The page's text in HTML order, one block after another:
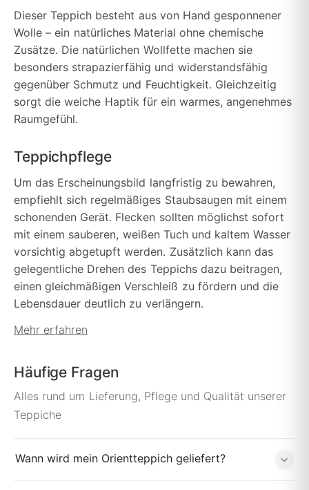
Dieser Teppich besteht aus von Hand gesponnener
Wolle – ein natürliches Material ohne chemische
Zusätze. Die natürlichen Wollfette machen sie
besonders strapazierfähig und widerstandsfähig
gegenüber Schmutz und Feuchtigkeit. Gleichzeitig
sorgt die weiche Haptik für ein warmes, angenehmes
Raumgefühl.
Teppichpflege
Um das Erscheinungsbild langfristig zu bewahren,
empfiehlt sich regelmäßiges Staubsaugen mit einem
schonenden Gerät. Flecken sollten möglichst sofort
mit einem sauberen, weißen Tuch und kaltem Wasser
vorsichtig abgetupft werden. Zusätzlich kann das
gelegentliche Drehen des Teppichs dazu beitragen,
einen gleichmäßigen Verschleiß zu fördern und die
Lebensdauer deutlich zu verlängern.
Mehr erfahren
Häufige Fragen
Alles rund um Lieferung, Pflege und Qualität unserer
Teppiche
Wann wird mein Orientteppich geliefert?